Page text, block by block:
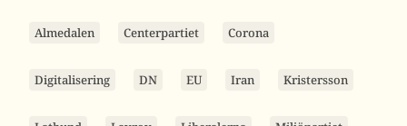
Almedalen Centerpartiet Corona
Digitalisering DN EU Iran Kristersson